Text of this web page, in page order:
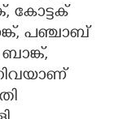
പഞ്ചാബ്